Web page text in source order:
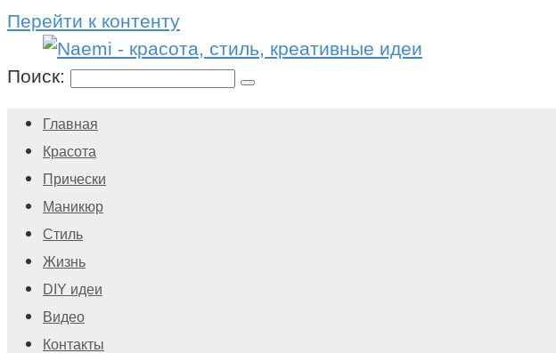
Перейти к контенту
Поиск:
Главная
Красота
Прически
Маникюр
Стиль
Жизнь
DIY идеи
Видео
Контакты